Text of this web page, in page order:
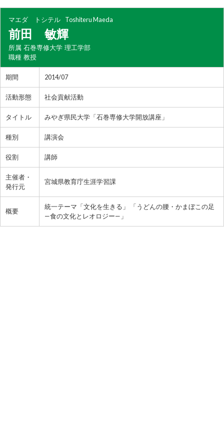
マエダ トシテル Toshiteru Maeda
前田 敏輝
所属 石巻専修大学 理工学部
職種 教授
期間 2014/07
活動形態 社会貢献活動
タイトル みやぎ県民大学「石巻専修大学開放講座」
種別 講演会
役割 講師
主催者・
発行元
宮城県教育庁生涯学習課
概要
統一テーマ「文化を生きる」 「うどんの腰・かまぼこの足
—食の文化とレオロジー—」